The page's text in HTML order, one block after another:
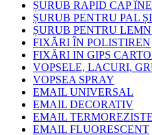
ȘURUB RAPID CAP
ȘURUB PENTRU PAL
ȘURUB PENTRU
FIXĂRI ÎN POLISTIREN
FIXĂRI IN GIPS
VOPSELE, LACURI,
VOPSEA SPRAY
EMAIL UNIVERSAL
EMAIL DECORATIV
EMAIL
EMAIL FLUORESCENT